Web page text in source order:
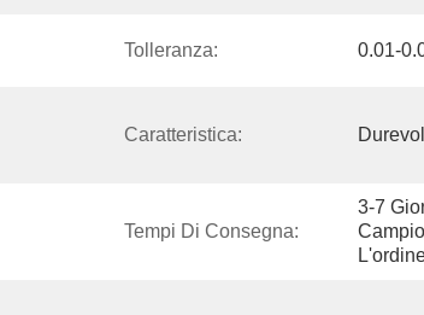
Tolleranza: 0.01-
Caratteristica:
Tempi Di Consegna:
3-7